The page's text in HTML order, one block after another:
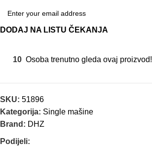
DODAJ NA LISTU ČEKANJA
10 Osoba trenutno gleda ovaj proizvod!
SKU: 51896
Kategorija: Single mašine
Brand: DHZ
Podijeli: